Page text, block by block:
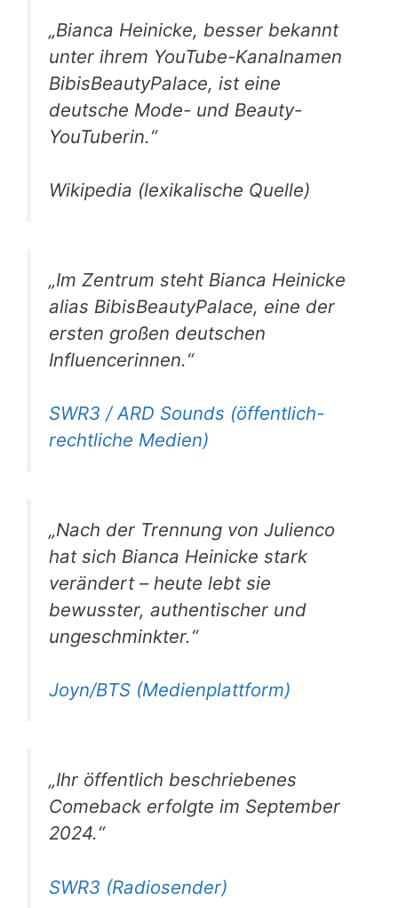
„Bianca Heinicke, besser bekannt
unter ihrem YouTube-Kanalnamen
BibisBeautyPalace, ist eine
deutsche Mode- und Beauty-
YouTuberin.“
Wikipedia (lexikalische Quelle)
„Im Zentrum steht Bianca Heinicke
alias BibisBeautyPalace, eine der
ersten großen deutschen
Influencerinnen.“
SWR3 / ARD Sounds (öffentlich-
rechtliche Medien)
„Nach der Trennung von Julienco
hat sich Bianca Heinicke stark
verändert – heute lebt sie
bewusster, authentischer und
ungeschminkter.“
Joyn/BTS (Medienplattform)
„Ihr öffentlich beschriebenes
Comeback erfolgte im September
2024.“
SWR3 (Radiosender)